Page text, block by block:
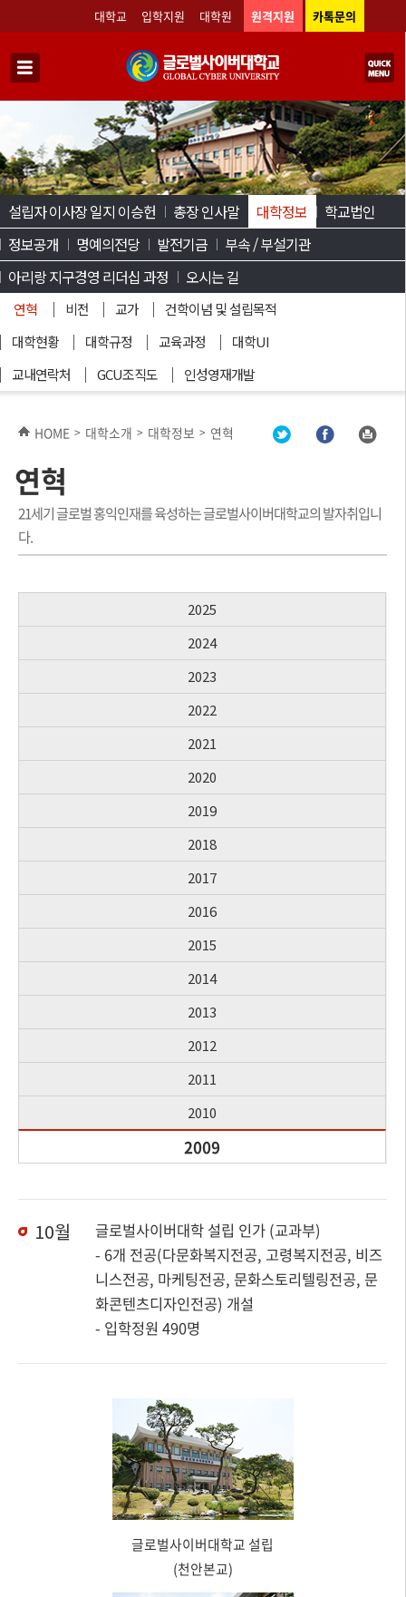
대학교 입학지원 대학원 원격지원 카톡문의
설립자 이사장 일지 이승헌 총장 인사말 대학정보
연혁 비전 교가
건학이념 및 설립목적
대학현황
대학규정 교육과정
대학UI
교내연락처
GCU조직도 인성영재개발
학교법인
정보공개
명예의전당 발전기금
부속 / 부설기관
아리랑 지구경영 리더십 과정
오시는 길
HOME > 대학소개 > 대학정보 > 연혁
연혁
21세기 글로벌 홍익인재를 육성하는 글로벌사이버대학교의 발자취입니
다.
2025
2024
2023
2022
2021
2020
2019
2018
2017
2016
2015
2014
2013
2012
2011
2010
2009
10월
글로벌사이버대학 설립 인가 (교과부)
- 6개 전공(다문화복지전공, 고령복지전공, 비즈
니스전공, 마케팅전공, 문화스토리텔링전공, 문
화콘텐츠디자인전공) 개설
- 입학정원 490명
글로벌사이버대학교 설립
(천안본교)